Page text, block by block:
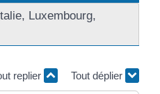
Luxembourg,
replier Tout déplier